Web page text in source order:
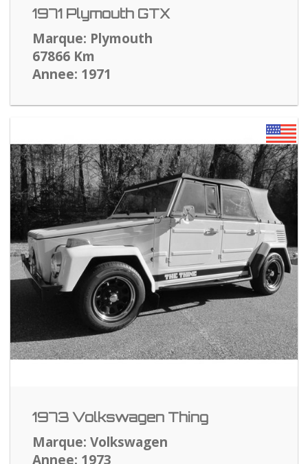
1971 Plymouth GTX
Marque: Plymouth
67866 Km
Annee: 1971
1973 Volkswagen Thing
Marque: Volkswagen
Annee: 1973